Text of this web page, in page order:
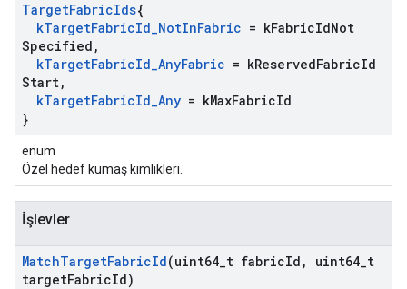
TargetFabricIds{
kTargetFabricId_NotInFabric = kFabricIdNot
Specified ,
kTargetFabricId_AnyFabric = kReservedFabricId
Start,
kTargetFabricId_Any = kMaxFabricId
}
enum
Özel hedef kumaş kimlikleri.
İşlevler
MatchTargetFabricId(uint64 t fabricId , uint64 t
targetFabricId)